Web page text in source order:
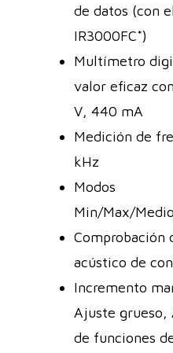
de datos (con
IR3000FC*)
Multímetro
valor eficaz
V, 440 mA
Medición de
kHz
Modos
Min/Max/
Comprobación
acústico de
Incremento
Ajuste grueso,
de funciones